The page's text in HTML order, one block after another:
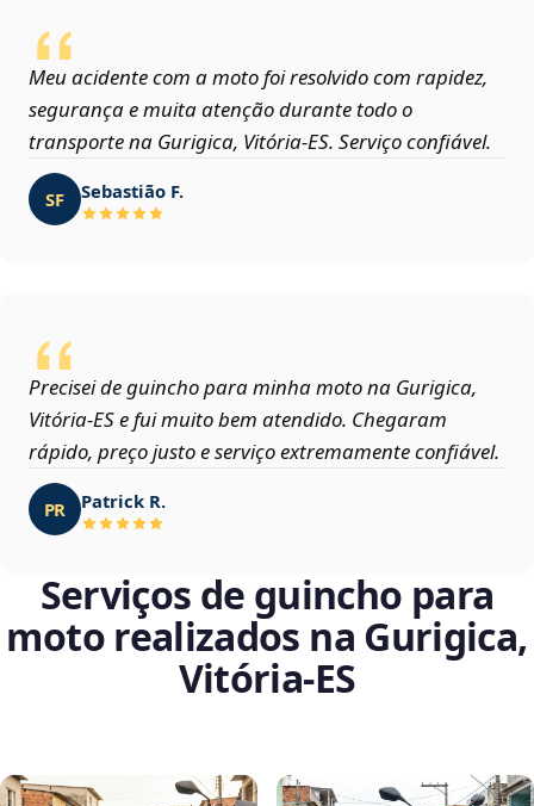
Meu acidente com a moto foi resolvido com rapidez,
segurança e muita atenção durante todo o
transporte na Gurigica, Vitória‑ES. Serviço confiável.
SF Sebastião F.
Precisei de guincho para minha moto na Gurigica,
Vitória‑ES e fui muito bem atendido. Chegaram
rápido, preço justo e serviço extremamente confiável.
PR Patrick R.
Serviços de guincho para
moto realizados na Gurigica,
Vitória‑ES